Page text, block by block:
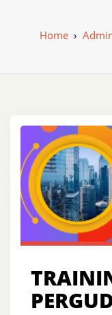
Home›